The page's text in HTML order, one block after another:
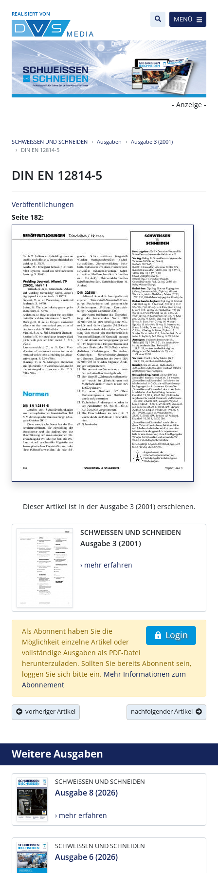
REALISIERT VON
MENÜ
- Anzeige -
SCHWEISSEN UND SCHNEIDEN Ausgaben
Ausgabe 3 (2001)
DIN EN 12814-5
DIN EN 12814-5
Veröffentlichungen
Seite 182:
Dieser Artikel ist in der Ausgabe 3 (2001) erschienen.
SCHWEISSEN UND SCHNEIDEN
Ausgabe 3 (2001)
› mehr erfahren
Login
Als Abonnent haben Sie die
Möglichkeit einzelne Artikel oder
vollständige Ausgaben als PDF-Datei
herunterzuladen. Sollten Sie bereits Abonnent sein,
loggen Sie sich bitte ein. Mehr Informationen zum
Abonnement
vorheriger Artikel nachfolgender Artikel
Weitere Ausgaben
SCHWEISSEN UND SCHNEIDEN
Ausgabe 8 (2026)
› mehr erfahren
SCHWEISSEN UND SCHNEIDEN
Ausgabe 6 (2026)